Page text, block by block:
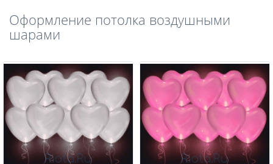
Оформление потолка воздушными
шарами